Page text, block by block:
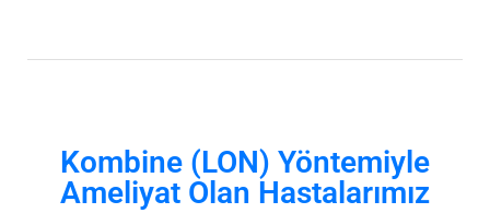
Kombine (LON) Yöntemiyle
Ameliyat Olan Hastalarımız